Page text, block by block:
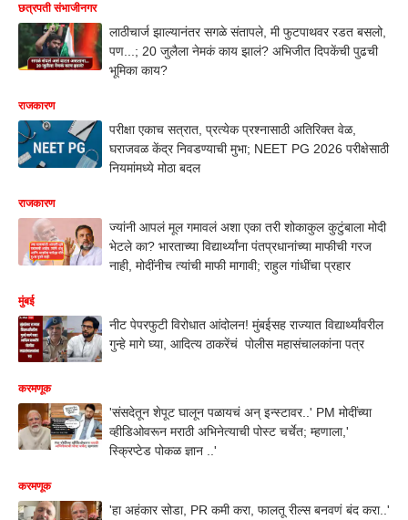
छत्रपती संभाजीनगर
लाठीचार्ज झाल्यानंतर सगळे संतापले, मी फुटपाथवर रडत बसलो,
पण...; 20 जुलैला नेमकं काय झालं? अभिजीत दिपकेंची पुढची
भूमिका काय?
राजकारण
परीक्षा एकाच सत्रात, प्रत्येक प्रश्नासाठी अतिरिक्त वेळ,
घराजवळ केंद्र निवडण्याची मुभा; NEET PG 2026 परीक्षेसाठी
नियमांमध्ये मोठा बदल
राजकारण
ज्यांनी आपलं मूल गमावलं अशा एका तरी शोकाकुल कुटुंबाला मोदी
भेटले का? भारताच्या विद्यार्थ्यांना पंतप्रधानांच्या माफीची गरज
नाही, मोदींनीच त्यांची माफी मागावी; राहुल गांधींचा प्रहार
मुंबई
नीट पेपरफुटी विरोधात आंदोलन! मुंबईसह राज्यात विद्यार्थ्यांवरील
गुन्हे मागे घ्या, आदित्य ठाकरेंचं पोलीस महासंचालकांना पत्र
करमणूक
'संसदेतून शेपूट घालून पळायचं अन् इन्स्टावर..' PM मोदींच्या
व्हीडिओवरून मराठी अभिनेत्याची पोस्ट चर्चेत; म्हणाला,'
स्क्रिप्टेड पोकळ ज्ञान ..'
करमणूक
'हा अहंकार सोडा, PR कमी करा, फालतू रील्स बनवणं बंद करा..'